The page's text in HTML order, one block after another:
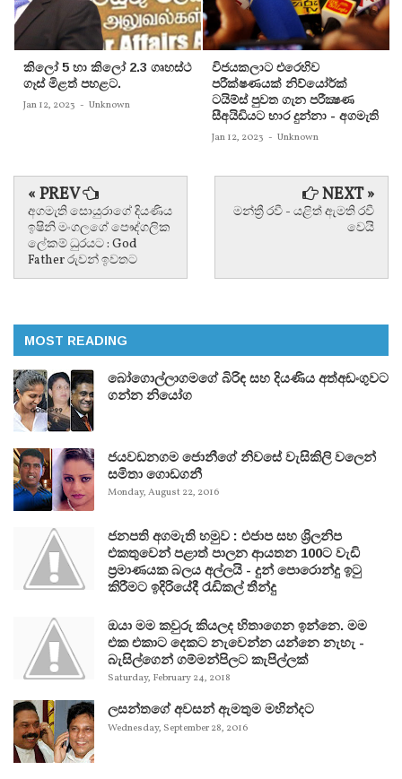
කිලෝ 5 හා කිලෝ 2.3 ගෘහස්ථ
ගෑස් මිළත් පහළට.
Jan 12, 2023 - Unknown
විජයකලාට එරෙහිව
පරීක්‌ෂණයක්‌ නිව්යෝර්ක්‌
ටයිම්ස්‌ පුවත ගැන පරීක්‍ෂණ
සීඅයිඩියට භාර දුන්නා - අගමැති
Jan 12, 2023 - Unknown
« PREV
අගමැති සොයුරාගේ දියණිය
ඉෂිනි මංගලගේ පෞද්ගලික
ලේකම් ධුරයට : God
Father රුවන් ඉවතට
NEXT »
මන්ත්‍රී රවී - යළිත් ඇමති රවී
වෙයි
MOST READING
බෝගොල්ලාගමගේ බිරිඳ සහ දියණිය අත්අඩංගුවට
ගන්න නියෝග
ජයවඩනගම ජොනීගේ නිවසේ වැසිකිලි වලෙන්
සමිතා ගොඩගනී
Monday, August 22, 2016
ජනපති අගමැති හමුව : එජාප සහ ශ්‍රිලනිප
එකතුවෙන් පළාත් පාලන ආයතන 100ට වැඩි
ප්‍රමාණයක බලය අල්ලයි - දුන් පොරොන්දු ඉටු
කිරීමට ඉදිරියේදී රැඩිකල් තීන්දු
ඔයා මම කවුරු කියලද හිතාගෙන ඉන්නෙ. මම
එක එකාට දෙකට නැවෙන්න යන්නෙ නැහැ -
බැසිල්ගෙන් ගම්මන්පිලට කැපිල්ලක්
Saturday, February 24, 2018
ලසන්තගේ අවසන් ඇමතුම මහින්දට
Wednesday, September 28, 2016